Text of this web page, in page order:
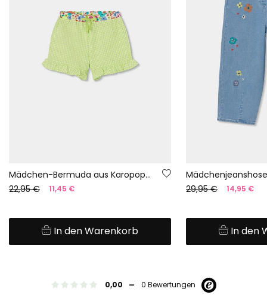
Mädchen-Bermuda aus Karopopeline
22,95 €
11,45 €
In den Warenkorb
Mädchenjeanshose
29,95 €
14,95 €
In den
0,00 - 0 Bewertungen